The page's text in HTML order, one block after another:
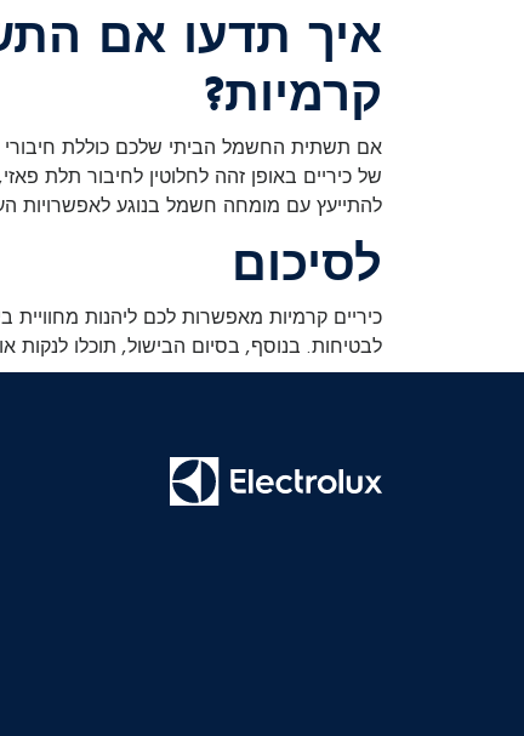
איך תדעו אם
קרמיות?
של כיריים באופן זהה לחלוטין לחיבור תלת
להתייעץ עם מומחה חשמל בנוגע לאפשרויות
לסיכום
כיריים קרמיות מאפשרות לכם ליהנות מחוויית
לבטיחות. בנוסף, בסיום הבישול, תוכלו